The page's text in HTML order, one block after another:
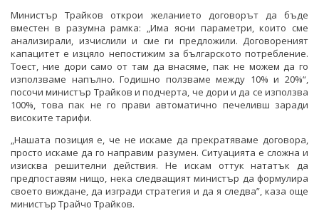
Министър Трайков открои желанието договорът да бъде
вместен в разумна рамка: „Има ясни параметри, които сме
анализирали, изчислили и сме ги предложили. Договореният
капацитет е изцяло непостижим за българското потребление.
Тоест, ние дори само от там да внасяме, пак не можем да го
използваме напълно. Годишно ползваме между 10% и 20%“,
посочи министър Трайков и подчерта, че дори и да се използва
100%, това пак не го прави автоматично печеливш заради
високите тарифи.
„Нашата позиция е, че не искаме да прекратяваме договора,
просто искаме да го направим разумен. Ситуацията е сложна и
изисква решителни действия. Не искам оттук нататък да
предпоставям нищо, нека следващият министър да формулира
своето виждане, да изгради стратегия и да я следва”, каза още
министър Трайчо Трайков.